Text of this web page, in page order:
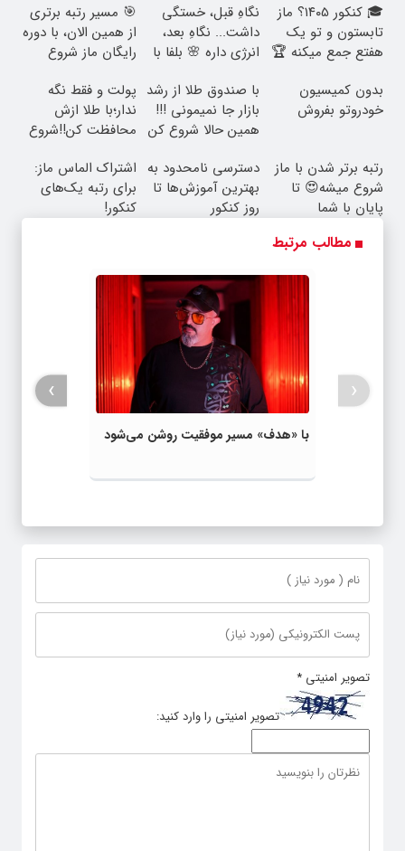
تابستون و تو یک
هفتع جمع میکنه 🏆
داشت... نگاهِ بعد،
انرژی داره 🌸 بلفا با
25% تخفیف
از همین الان، با دوره
رایگان ماز شروع
میشه!
بدون کمیسیون
خودروتو بفروش
با صندوق طلا از رشد
بازار جا نمیمونی !!!
همین حالا شروع کن
پولت و فقط نگه
ندار؛با طلا ازش
محافظت کن!!شروع
سرمایه گذاری👇👇👇
شروع میشه😍 تا
پایان با شما
دسترسی نامحدود به
بهترین آموزش‌ها تا
روز کنکور
اشتراک الماس ماز:
برای رتبه یک‌های
کنکور!
مطالب مرتبط
با «هدف» مسیر موفقیت روشن می‌شود
‹
›
تصویر امنیتی*